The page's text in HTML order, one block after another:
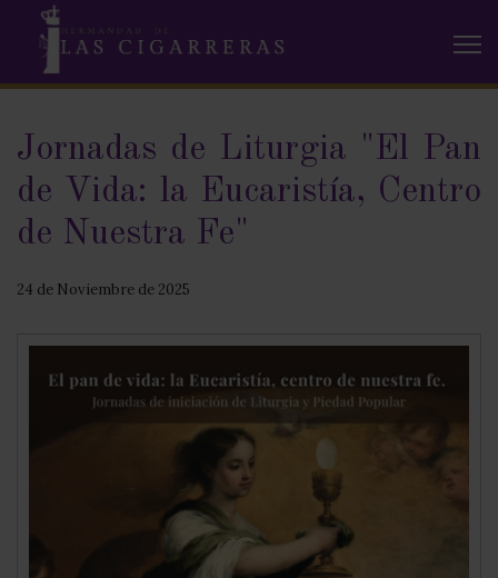
Jornadas de Liturgia "El Pan
de Vida: la Eucaristía, Centro
de Nuestra Fe"
24 de Noviembre de 2025